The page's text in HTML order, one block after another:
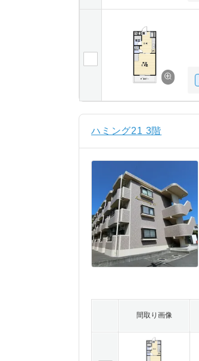
ハミング21 3階
間取り画像